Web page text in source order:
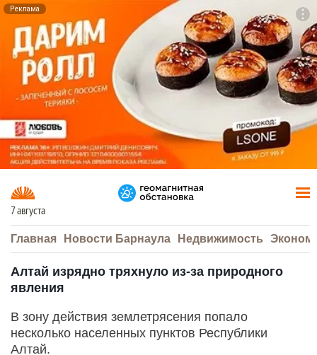
Реклама
7 августа
Главная Новости Барнаула Недвижимость
Алтай изрядно тряхнуло из-за природного
явления
В зону действия землетрясения попало
несколько населенных пунктов Республики
Алтай.